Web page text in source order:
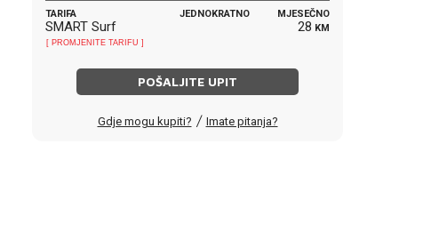
TARIFA
SMART Surf
[ PROMJENITE TARIFU ]
JEDNOKRATNO MJESEČNO
28 KM
POŠALJITE UPIT
Gdje mogu kupiti? / Imate pitanja?